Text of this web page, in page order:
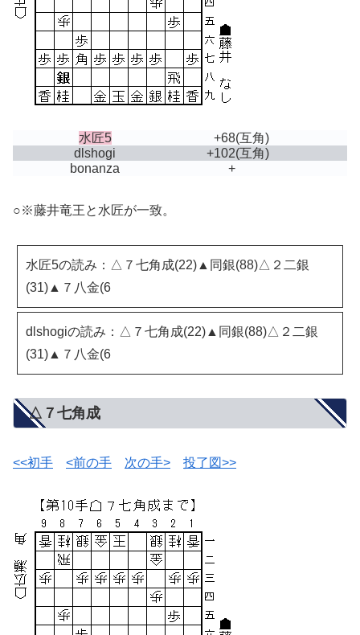
水匠5 +68(互角)
dlshogi
+102(互角)
bonanza
+
○※藤井竜王と水匠が一致。
水匠5の読み：△７七角成(22)▲同銀(88)△２二銀
(31)▲７八金(6
dlshogiの読み：△７七角成(22)▲同銀(88)△２二銀
(31)▲７八金(6
△７七角成
<<初手 <前の手 次の手> 投了図>>